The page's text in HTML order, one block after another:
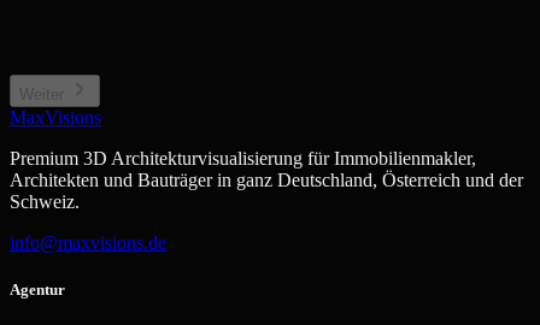
Weiter
MaxVisions
Premium 3D Architekturvisualisierung für Immobilienmakler,
Architekten und Bauträger in ganz Deutschland, Österreich und der
Schweiz.
info@maxvisions.de
Agentur